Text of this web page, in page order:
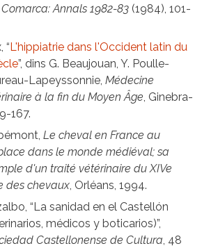
Annals 1982-83 (1984), 101-
“ L'hippiatrie dans l'Occident latin du
”, dins G. Beaujouan, Y. Poulle-
Lapeyssonnie, Médecine
à la fin du Moyen Âge, Ginebra-
167.
Le cheval en France au
dans le monde médiéval; sa
d'un traité vétérinaire du XIVe
des chevaux, Orléans, 1994.
“La sanidad en el Castellón
médicos y boticarios)”,
Castellonense de Cultura, 48